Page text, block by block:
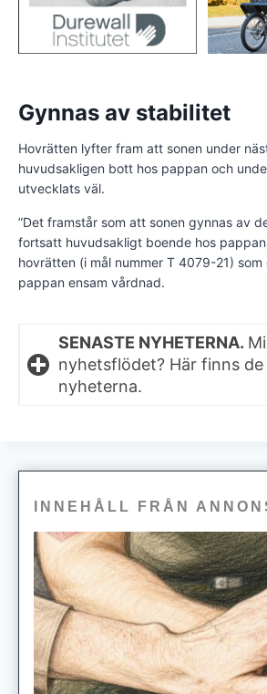
Gynnas av stabilitet
Hovrätten lyfter fram att sonen under
huvudsakligen bott hos pappan och
utvecklats väl.
”Det framstår som att sonen gynnas av
fortsatt huvudsakligt boende hos pappan
hovrätten (i mål nummer T 4079-21)
pappan ensam vårdnad.
SENASTE NYHETERNA.
nyhetsflödet? Här finns de
nyheterna.
INNEHÅLL FRÅN